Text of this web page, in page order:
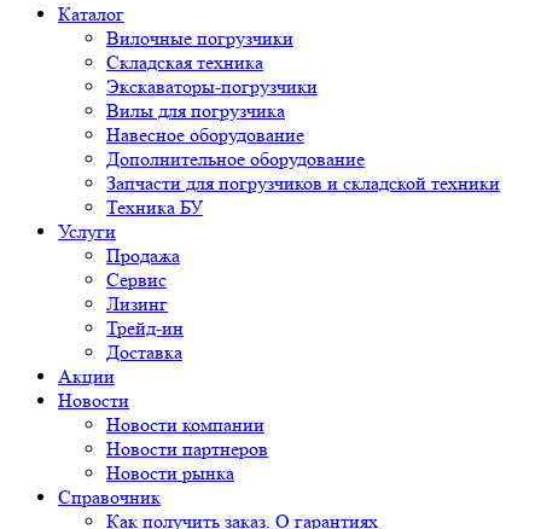
Каталог
Вилочные погрузчики
Складская техника
Экскаваторы-погрузчики
Вилы для погрузчика
Навесное оборудование
Дополнительное оборудование
Запчасти для погрузчиков и складской техники
Техника БУ
Услуги
Продажа
Сервис
Лизинг
Трейд-ин
Доставка
Акции
Новости
Новости компании
Новости партнеров
Новости рынка
Справочник
Как получить заказ. О гарантиях